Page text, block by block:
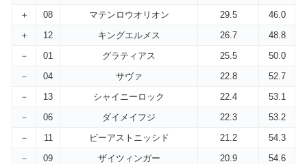
＋
08 マテンロウオリオン 29.5
46.0
＋
12 キングエルメス 26.7
48.8
－
01 グラティアス 25.5
50.0
－
04 サヴァ 22.8
52.7
－
13 シャイニーロック 22.4
53.1
－
06 ダイメイフジ 22.3
53.2
－
11 ビーアストニッシド 21.2
54.3
－
09 ザイツィンガー 20.9
54.6